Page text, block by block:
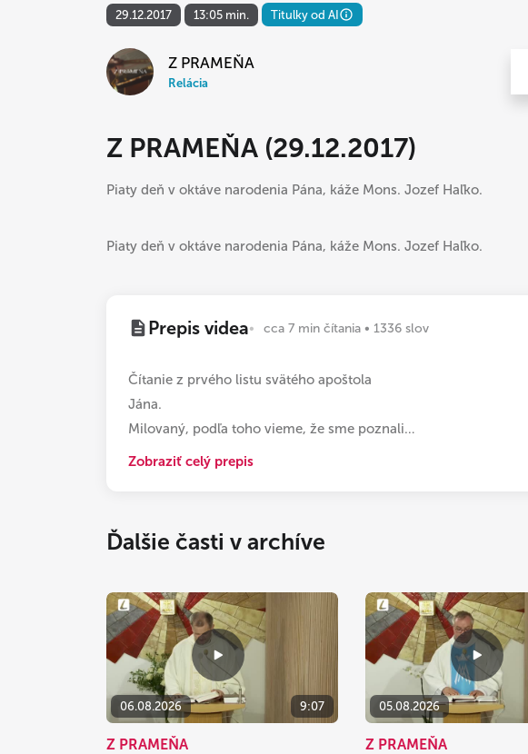
29.12.2017 13:05 min. Titulky od AI
Z PRAMEŇA
Relácia
Z PRAMEŇA (29.12.2017)
Piaty deň v oktáve narodenia Pána, káže Mons. Jozef Haľko.
Piaty deň v oktáve narodenia Pána, káže Mons. Jozef Haľko.
Prepis videa cca 7 min čítania • 1336 slov
Čítanie z prvého listu svätého apoštola
Jána.
Milovaný, podľa toho vieme, že sme poznali…
Zobraziť celý prepis
Ďalšie časti v archíve
06.08.2026 9:07
Z PRAMEŇA
05.08.2026
Z PRAMEŇA